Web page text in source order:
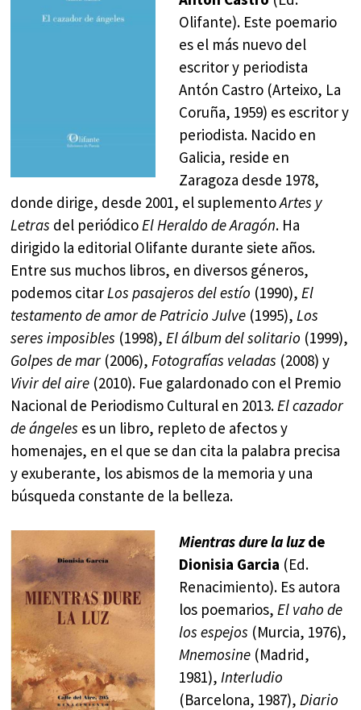
Olifante). Este poemario
es el más nuevo del
escritor y periodista
Antón Castro (Arteixo, La
Coruña, 1959) es escritor y
periodista. Nacido en
Galicia, reside en
Zaragoza desde 1978,
donde dirige, desde 2001, el suplementoArtes y
Letras del periódicoEl Heraldo de Aragón. Ha
dirigido la editorial Olifante durante siete años.
Entre sus muchos libros, en diversos géneros,
podemos citarLos pasajeros del estío (1990),El
testamento de amor de Patricio Julve (1995),Los
seres imposibles (1998),El álbum del solitario (1999),
Golpes de mar (2006),Fotografías veladas (2008) y
Vivir del aire (2010). Fue galardonado con el Premio
Nacional de Periodismo Cultural en 2013.El cazador
de ángeles es un libro, repleto de afectos y
homenajes, en el que se dan cita la palabra precisa
y exuberante, los abismos de la memoria y una
búsqueda constante de la belleza.
Mientras dure la luzde
Dionisia Garcia (Ed.
Renacimiento). Es autora
los poemarios, El vaho de
los espejos (Murcia, 1976),
Mnemosine(Madrid,
1981), Interludio
(Barcelona, 1987), Diario